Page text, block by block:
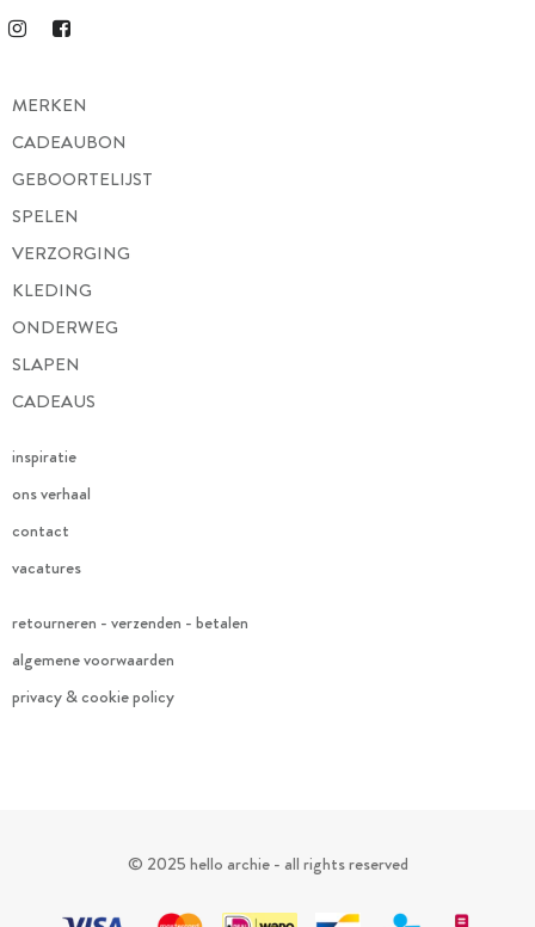
MERKEN
CADEAUBON
GEBOORTELIJST
SPELEN
VERZORGING
KLEDING
ONDERWEG
SLAPEN
CADEAUS
inspiratie
ons verhaal
contact
vacatures
retourneren - verzenden - betalen
algemene voorwaarden
privacy & cookie policy
© 2025 hello archie - all rights reserved